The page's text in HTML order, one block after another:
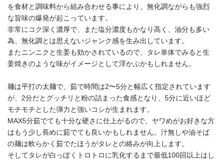
を食材と調味料から組み合わせる事により、無化調ながらも強烈
な旨味の爆発が起こっています。
非常にコク深く濃厚で、また塩分濃度もかなり高く、油分も多い
為、無化調とは思えないジャンク感を生み出しています。
またニンニクと生姜も効かされているので、タレ単体でみると生
姜焼きのような味がイメージとして浮かぶかもしれません。
麺は平打の太麺で、茹で時間は2〜5分と幅広く指定されています
が、2分だとグッチリと粉の詰まった食感となり、5分に近いほど
モチモチとした弾力と強いコシが生まれます。
MAX5分茹でても十分な硬さに仕上がるので、ヤワめがお好きな方
はもう少し長めに茹でても良いかもしれません。汁無しや油そば
の麺は軟らかく茹でたほうがタレとの絡みが向上します。
そしてタレが白っぽくトロトロに乳化するまで最低100回以上はし